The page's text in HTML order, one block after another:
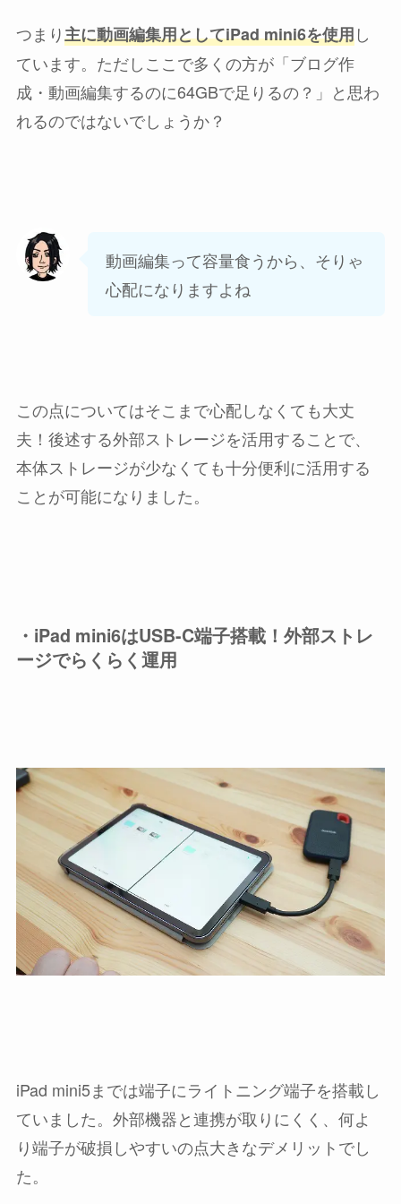
つまり主に動画編集用としてiPad mini6を使用し
ています。ただしここで多くの方が「ブログ作
成・動画編集するのに64GBで足りるの？」と思わ
れるのではないでしょうか？
動画編集って容量食うから、そりゃ
心配になりますよね
この点についてはそこまで心配しなくても大丈
夫！後述する外部ストレージを活用することで、
本体ストレージが少なくても十分便利に活用する
ことが可能になりました。
・iPad mini6はUSB-C端子搭載！外部ストレ
ージでらくらく運用
iPad mini5までは端子にライトニング端子を搭載し
ていました。外部機器と連携が取りにくく、何よ
り端子が破損しやすいの点大きなデメリットでし
た。